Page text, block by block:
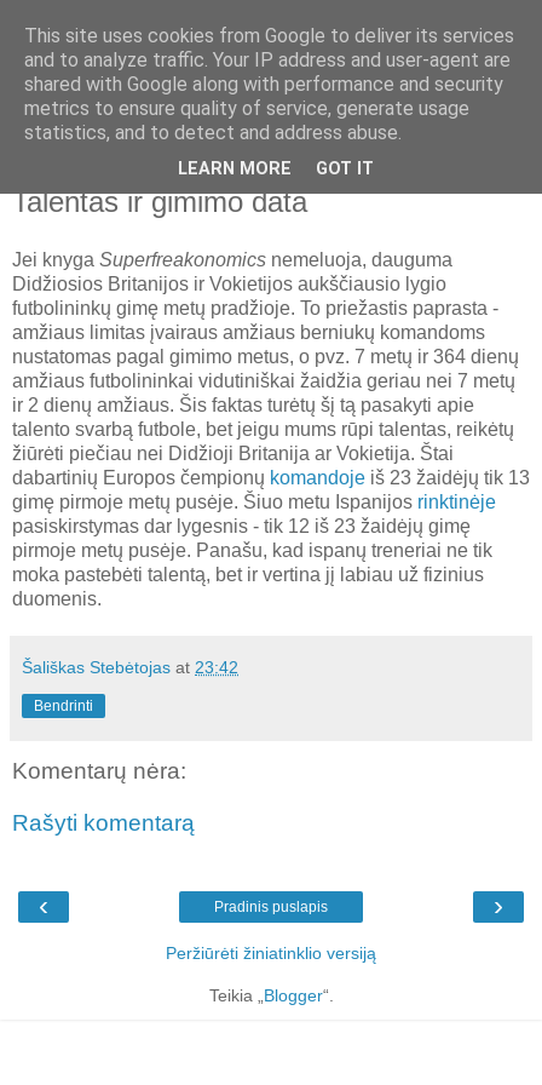
Nematoma ranka
Laisvė, ekonomika, istorija, politika, laisvalaikis ir filosofija
2010 m. kovo 31 d., trečiadienis
Talentas ir gimimo data
Jei knyga Superfreakonomics nemeluoja, dauguma
Didžiosios Britanijos ir Vokietijos aukščiausio lygio
futbolininkų gimę metų pradžioje. To priežastis paprasta -
amžiaus limitas įvairaus amžiaus berniukų komandoms
nustatomas pagal gimimo metus, o pvz. 7 metų ir 364 dienų
amžiaus futbolininkai vidutiniškai žaidžia geriau nei 7 metų
ir 2 dienų amžiaus. Šis faktas turėtų šį tą pasakyti apie
talento svarbą futbole, bet jeigu mums rūpi talentas, reikėtų
žiūrėti piečiau nei Didžioji Britanija ar Vokietija. Štai
dabartinių Europos čempionų komandoje iš 23 žaidėjų tik 13
gimę pirmoje metų pusėje. Šiuo metu Ispanijos rinktinėje
pasiskirstymas dar lygesnis - tik 12 iš 23 žaidėjų gimę
pirmoje metų pusėje. Panašu, kad ispanų treneriai ne tik
moka pastebėti talentą, bet ir vertina jį labiau už fizinius
duomenis.
Šališkas Stebėtojas at 23:42
Bendrinti
Komentarų nėra:
Rašyti komentarą
‹ ›
Pradinis puslapis
Peržiūrėti žiniatinklio versiją
Teikia „ Blogger“.
This site uses cookies from Google to deliver its services
and to analyze traffic. Your IP address and user-agent are
shared with Google along with performance and security
metrics to ensure quality of service, generate usage
statistics, and to detect and address abuse.
LEARN MORE GOT IT